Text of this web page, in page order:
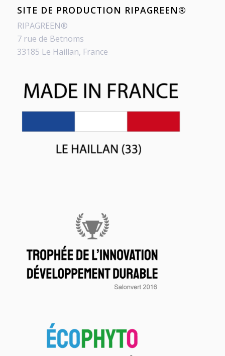
SITE DE PRODUCTION RIPAGREEN®
RIPAGREEN®
7 rue de Betnoms
33185 Le Haillan, France